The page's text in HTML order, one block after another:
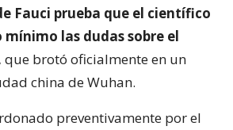
Fauci prueba que el científico
las dudas sobre el
que brotó oficialmente en un
china de Wuhan.
preventivamente por el